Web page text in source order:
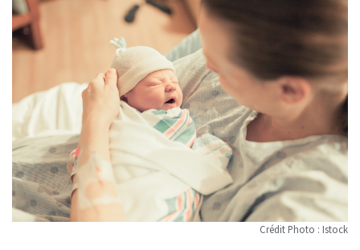
Crédit Photo : Istock